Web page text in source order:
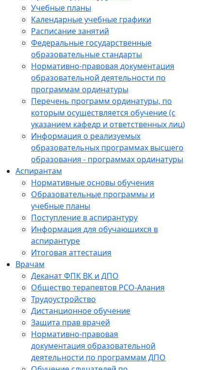
Учебные планы
Календарные учебные графики
Расписание занятий
Федеральные государственные
образовательные стандарты
Нормативно-правовая документация
образовательной деятельности по
программам ординатуры
Перечень программ ординатуры, по
которым осуществляется обучение (с
указанием кафедр и ответственных лиц)
Информация о реализуемых
образовательных программах высшего
образования - программах ординатуры
Аспирантам
Нормативные основы обучения
Образовательные программы и
учебные планы
Поступление в аспирантуру
Информация для обучающихся в
аспирантуре
Итоговая аттестация
Врачам
Деканат ФПК ВК и ДПО
Общество терапевтов РСО-Алания
Трудоустройство
Дистанционное обучение
Защита прав врачей
Нормативно-правовая
документация образовательной
деятельности по программам ДПО